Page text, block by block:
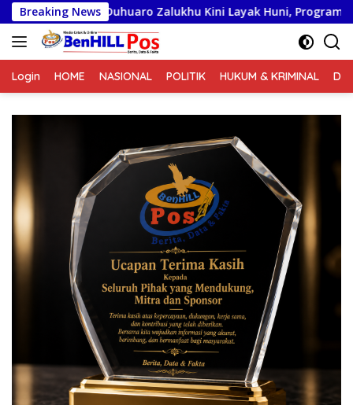
Langsung
ke
konten
Breaking News
Zalukhu Kini Layak Huni, Program Bakti TNI Hadirkan
Login HOME NASIONAL POLITIK HUKUM & KRIMINAL